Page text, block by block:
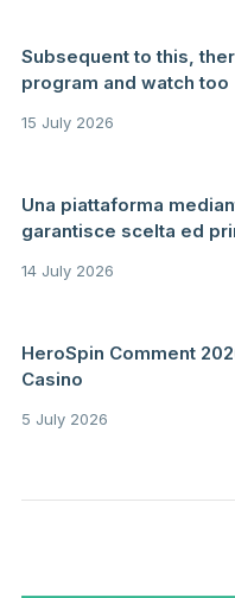
Subsequent to this,
program and watch too
15 July 2026
Una piattaforma
garantisce scelta ed
14 July 2026
HeroSpin Comment
Casino
5 July 2026